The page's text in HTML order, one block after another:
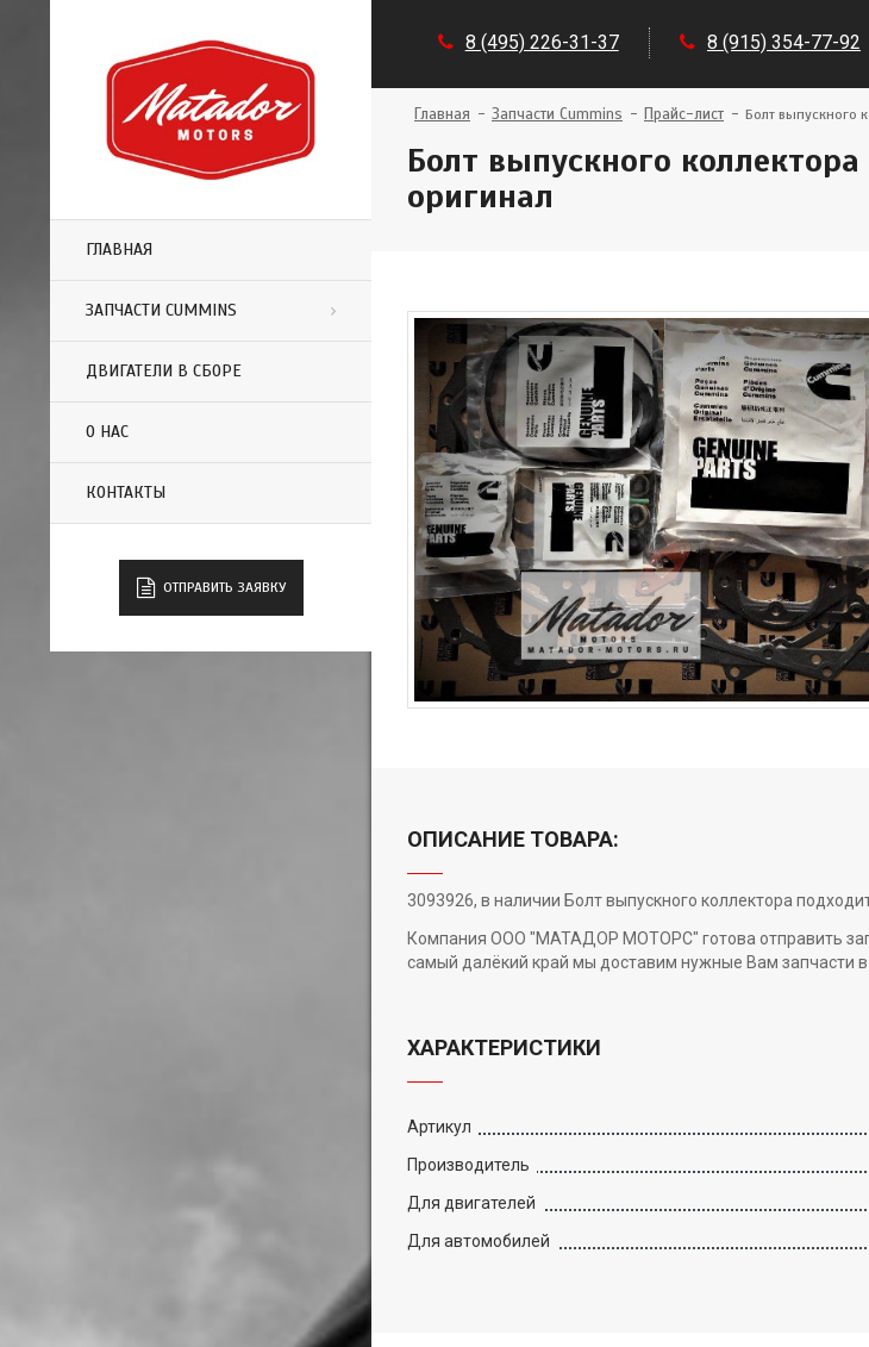
ГЛАВНАЯ
ЗАПЧАСТИ CUMMINS
ДВИГАТЕЛИ В СБОРЕ
О НАС
КОНТАКТЫ
ОТПРАВИТЬ ЗАЯВКУ
8 (495) 226-31-37 8 (915) 354-77-92
Главная Запчасти Cummins Прайс-лист Болт выпускного
Болт выпускного
оригинал
ОПИСАНИЕ ТОВАРА:
3093926, в наличии Болт выпускного коллектора
Компания ООО "МАТАДОР МОТОРС" готова отправить
самый далёкий край мы доставим нужные Вам запчасти в
ХАРАКТЕРИСТИКИ
Артикул
Производитель
Для двигателей
Для автомобилей